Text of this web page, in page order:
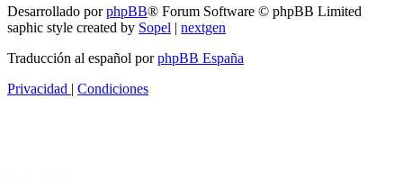
Desarrollado porphpBB® Forum Software © phpBB Limited
saphic style created by Sopel | nextgen
Traducción al español porphpBB España
Privacidad | Condiciones